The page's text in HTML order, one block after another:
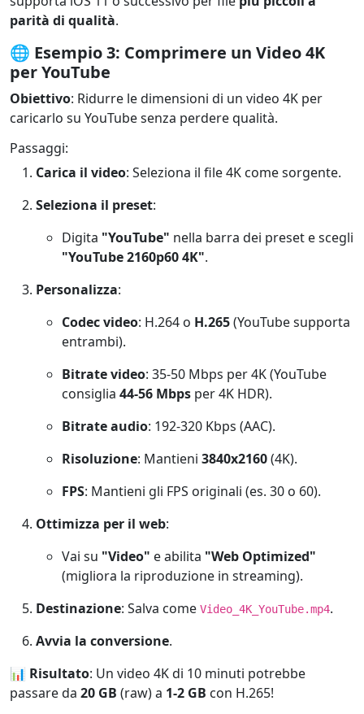
parità di qualità.
🌐 Esempio 3: Comprimere un Video 4K
per YouTube
Obiettivo: Ridurre le dimensioni di un video 4K per
caricarlo su YouTube senza perdere qualità.
Passaggi:
Carica il video: Seleziona il file 4K come sorgente.
Seleziona il preset:
Digita "YouTube" nella barra dei preset e scegli
"YouTube 2160p60 4K".
Personalizza:
Codec video: H.264 o H.265(YouTube supporta
entrambi).
Bitrate video: 35-50 Mbps per 4K (YouTube
consiglia 44-56 Mbps per 4K HDR).
Bitrate audio: 192-320 Kbps (AAC).
Risoluzione: Mantieni 3840x2160(4K).
FPS: Mantieni gli FPS originali (es. 30 o 60).
Ottimizza per il web:
Vai su "Video" e abilita "Web Optimized"
(migliora la riproduzione in streaming).
Destinazione: Salva come Video_4K_YouTube.mp4.
Avvia la conversione.
📊 Risultato: Un video 4K di 10 minuti potrebbe
passare da 20 GB (raw) a 1-2 GB con H.265!